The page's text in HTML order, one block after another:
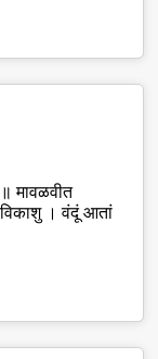
मावळवीत
। वंदूं आतां